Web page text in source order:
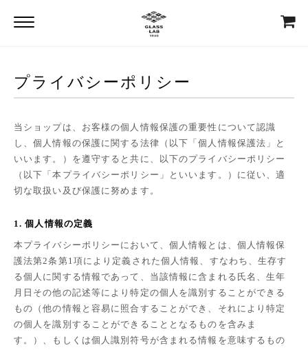
プライバシーポリシー
当ショップは、お客様の個人情報保護の重要性について認識
し、個人情報の保護に関する法律（以下「個人情報保護法」と
いいます。）を遵守すると共に、以下のプライバシーポリシー
（以下「本プライバシーポリシー」といいます。）に従い、適
切な取扱い及び保護に努めます。
1. 個人情報の定義
本プライバシーポリシーにおいて、個人情報とは、個人情報保
護法第2条第1項により定義された個人情報、すなわち、生存す
る個人に関する情報であって、当該情報に含まれる氏名、生年
月日その他の記述等により特定の個人を識別することができる
もの（他の情報と容易に照合することができ、それにより特定
の個人を識別することができることとなるものを含みま
す。）、もしくは個人識別符号が含まれる情報を意味するもの